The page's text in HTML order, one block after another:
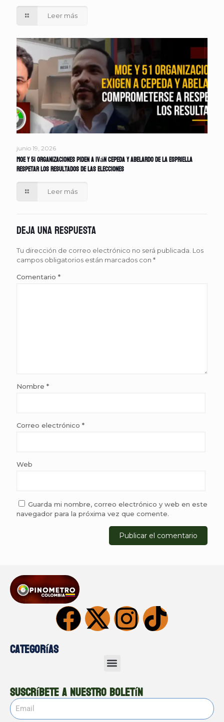
Leer más
junio 19, 2026
MOE y 51 organizaciones piden a Iván Cepeda y Abelardo de la Espriella
respetar los resultados de las elecciones
Leer más
Deja una respuesta
Tu dirección de correo electrónico no será publicada. Los
campos obligatorios están marcados con *
Comentario *
Nombre *
Correo electrónico *
Web
Guarda mi nombre, correo electrónico y web en este
navegador para la próxima vez que comente.
Categorías
Suscríbete a nuestro boletín